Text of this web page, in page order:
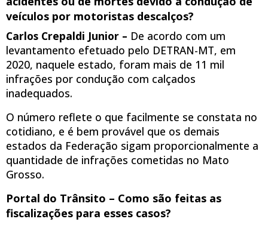
veículos por motoristas descalços?
Carlos Crepaldi Junior – De acordo com um
levantamento efetuado pelo DETRAN-MT, em
2020, naquele estado, foram mais de 11 mil
infrações por condução com calçados
inadequados.
O número reflete o que facilmente se constata no
cotidiano, e é bem provável que os demais
estados da Federação sigam proporcionalmente a
quantidade de infrações cometidas no Mato
Grosso.
Portal do Trânsito – Como são feitas as
fiscalizações para esses casos?